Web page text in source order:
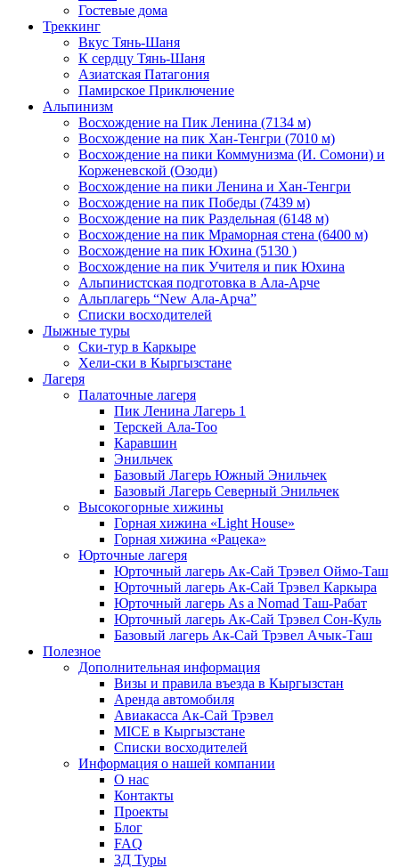
Гостевые дома
Треккинг
Вкус Тянь-Шаня
К сердцу Тянь-Шаня
Азиатская Патагония
Памирское Приключение
Альпинизм
Восхождение на Пик Ленина (7134 м)
Восхождение на пик Хан-Тенгри (7010 м)
Восхождение на пики Коммунизма (И. Сомони) и
Корженевской (Озоди)
Восхождение на пики Ленина и Хан-Тенгри
Восхождение на пик Победы (7439 м)
Восхождение на пик Раздельная (6148 м)
Восхождение на пик Мраморная стена (6400 м)
Восхождение на пик Юхина (5130 )
Восхождение на пик Учителя и пик Юхина
Альпинистская подготовка в Ала-Арче
Альплагерь “New Ала-Арча”
Списки восходителей
Лыжные туры
Ски-тур в Каркыре
Хели-ски в Кыргызстане
Лагеря
Палаточные лагеря
Пик Ленина Лагерь 1
Терскей Ала-Тоо
Каравшин
Энильчек
Базовый Лагерь Южный Энильчек
Базовый Лагерь Северный Энильчек
Высокогорные хижины
Горная хижина «Light House»
Горная хижина «Рацека»
Юрточные лагеря
Юрточный лагерь Ак-Сай Трэвел Оймо-Таш
Юрточный лагерь Ак-Сай Трэвел Каркыра
Юрточный лагерь As a Nomad Таш-Рабат
Юрточный лагерь Ак-Сай Трэвел Сон-Куль
Базовый лагерь Ак-Сай Трэвел Ачык-Таш
Полезное
Дополнительная информация
Визы и правила въезда в Кыргызстан
Аренда автомобиля
Авиакасса Ак-Сай Трэвел
MICE в Кыргызстане
Списки восходителей
Информация о нашей компании
О нас
Контакты
Проекты
Блог
FAQ
3Д Туры